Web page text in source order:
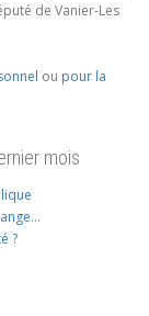
de Vanier-Les
ou pour la
mois
?